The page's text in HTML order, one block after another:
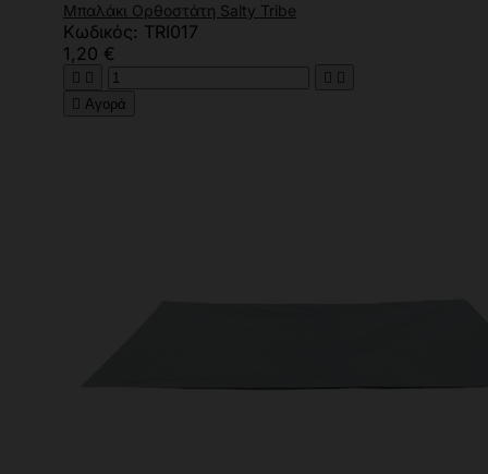
Μπαλάκι Ορθοστάτη Salty Tribe
Κωδικός: TRI017
1,20 €
   
 Αγορά